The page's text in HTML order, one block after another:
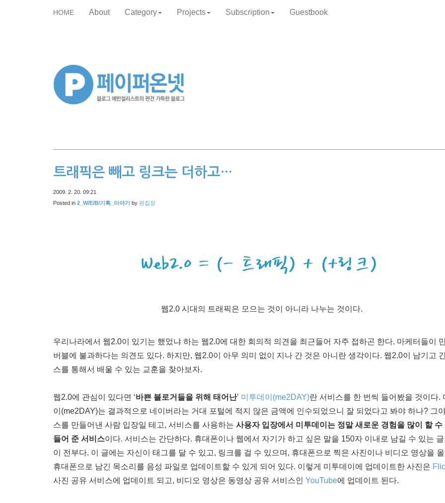
HOME About Category Projects Subscription Guestbook
트래픽은 빼고 링크는 더하고…
2009. 2. 20. 09:21
Posted in 2_W/E/B/기획_이야기 by 편집장
웹2.0 시대의 트래픽은 모으는 것이 아니라 나누는 것이다.
우리나라에서 웹2.0이 있기는 했었냐 하는 웹2.0에 대한 회의적 의견을 최근들어 자주 접하곤 한다. 마케터들이
버블에 불과하다는 의견도 있다. 하지만, 웹2.0이 아무 의미 없이 지나 간 것은 아니란 생각이다. 웹2.0이 남기고
스를 통해서 배울 수 있는 교훈을 찾아보자.
웹2.0에 관심이 있다면 ‘바쁜 블로거들을 위해 태어난’ 미투데이(me2DAY)란 서비스를 한 번씩 들어봤을 것이다.
이(me2DAY)는 결과적으로 네이버라는 거대 포털에 적지 않은 금액에 인수되었으니 잘 되었다고 봐야 하나? 그
스를 만들어낸 사람 입장일 테고, 서비스를 사용하는 사용자 입장에서 미투데이는 정말 새로운 경험을 많이 할 수
들어 준 서비스이다. 서비스는 간단하다. 휴대폰이나 웹에서 자기가 하고 싶은 말을 150자 이내로 남길 수 있는
이 전부다. 이 글에는 자신이 태그를 달 수 있고, 링크를 걸 수 있으며, 휴대폰으로 찍은 사진이나 비디오 영상을
휴대폰으로 남긴 목소리를 음성 파일로 업데이트할 수 있게 되어 있다. 이렇게 미투데이에 업데이트한 사진은
사진 공유 서비스에 업데이트 되고, 비디오 영상은 동영상 공유 서비스인 YouTube에 업데이트 된다.